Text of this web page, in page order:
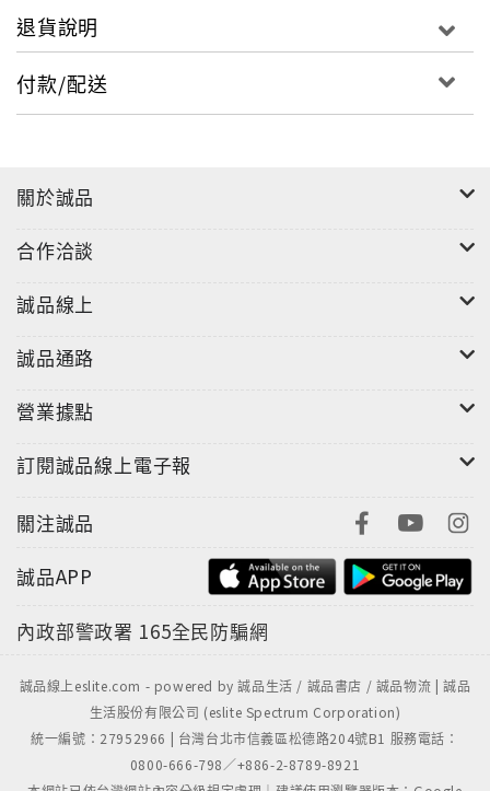
需的基本方法與進階技巧，合併認知－行為／生物基礎
／人際等治療模式，並藉助DVD影音教學示範，忠實呈
現診間進行CBT時的實際狀況及因應方法，是一本可讓
學生及治療師快速熟習CBT核心技巧的實用指導手冊。
退貨說明
付款/配送
關於誠品
合作洽談
誠品線上
誠品通路
營業據點
訂閱誠品線上電子報
關注誠品
誠品APP
內政部警政署 165全民防騙網
誠品線上eslite.com - powered by 誠品生活 / 誠品書店 / 誠品物流 | 誠品
生活股份有限公司 (eslite Spectrum Corporation)
統一編號：27952966 | 台灣台北市信義區松德路204號B1 服務電話：
0800-666-798／+886-2-8789-8921